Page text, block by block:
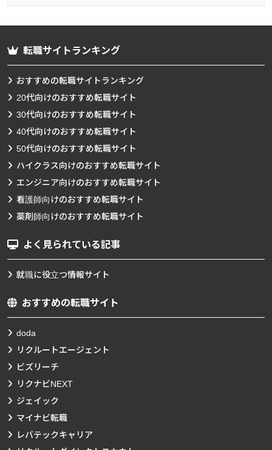
転職サイトランキング
おすすめの転職サイトランキング
20代向けのおすすめ転職サイト
30代向けのおすすめ転職サイト
40代向けのおすすめ転職サイト
50代向けのおすすめ転職サイト
ハイクラス向けのおすすめ転職サイト
エンジニア向けのおすすめ転職サイト
看護師向けのおすすめ転職サイト
薬剤師向けのおすすめ転職サイト
よく見られている記事
就職に役立つ情報サイト
おすすめの転職サイト
doda
リクルートエージェント
ビズリーチ
リクナビNEXT
ジェイック
マイナビ転職
レバテックキャリア